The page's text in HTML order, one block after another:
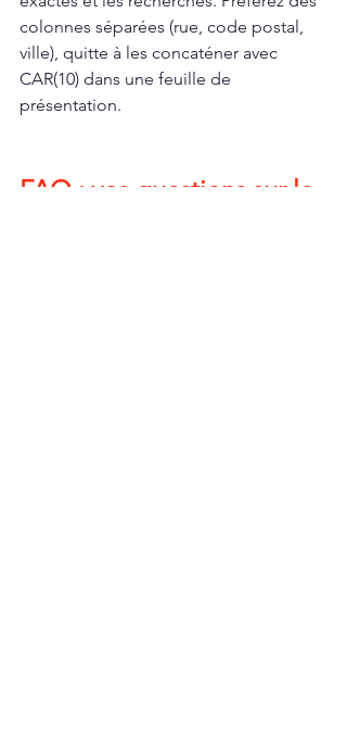
colonnes séparées (rue, code postal,
ville), quitte à les concaténer avec
CAR(10) dans une feuille de
présentation.
FAQ : vos questions sur le